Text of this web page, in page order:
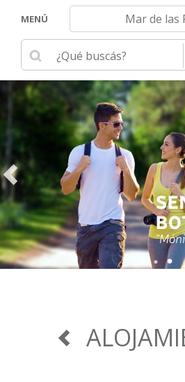
MENÚ Navegar hacia otra
Ingrese su búsqueda